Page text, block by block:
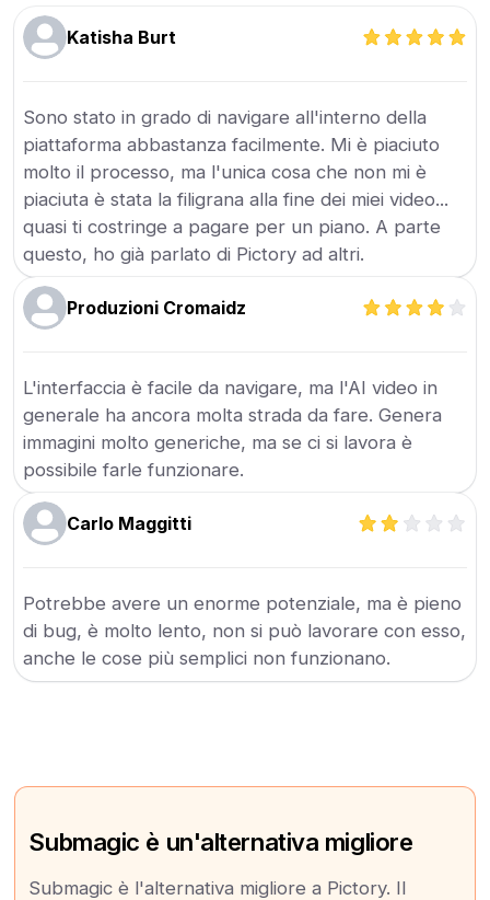
Katisha Burt
Sono stato in grado di navigare all'interno della
piattaforma abbastanza facilmente. Mi è piaciuto
molto il processo, ma l'unica cosa che non mi è
piaciuta è stata la filigrana alla fine dei miei video...
quasi ti costringe a pagare per un piano. A parte
questo, ho già parlato di Pictory ad altri.
Produzioni Cromaidz
L'interfaccia è facile da navigare, ma l'AI video in
generale ha ancora molta strada da fare. Genera
immagini molto generiche, ma se ci si lavora è
possibile farle funzionare.
Carlo Maggitti
Potrebbe avere un enorme potenziale, ma è pieno
di bug, è molto lento, non si può lavorare con esso,
anche le cose più semplici non funzionano.
Submagic è un'alternativa migliore
Submagic è l'alternativa migliore a Pictory. Il